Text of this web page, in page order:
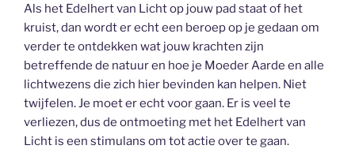
Als het Edelhert van Licht op jouw pad staat of het
kruist, dan wordt er echt een beroep op je gedaan om
verder te ontdekken wat jouw krachten zijn
betreffende de natuur en hoe je Moeder Aarde en alle
lichtwezens die zich hier bevinden kan helpen. Niet
twijfelen. Je moet er echt voor gaan. Er is veel te
verliezen, dus de ontmoeting met het Edelhert van
Licht is een stimulans om tot actie over te gaan.